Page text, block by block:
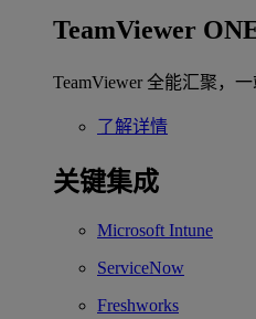
TeamViewer
TeamViewer 全能汇聚，
了解详情
关键集成
Microsoft Intune
ServiceNow
Freshworks